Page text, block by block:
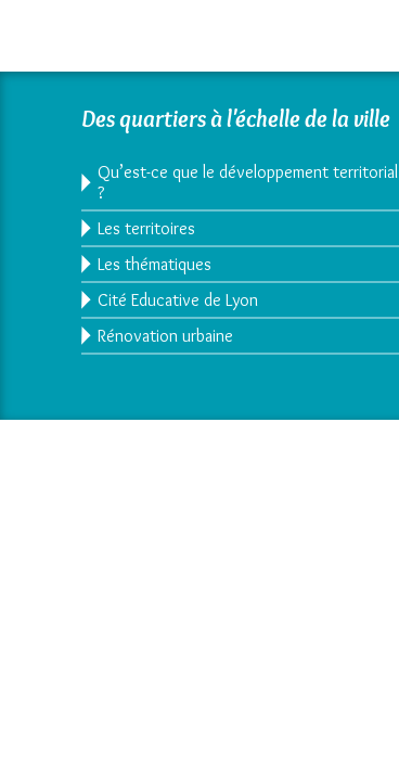
Des quartiers à l'échelle de la ville
Qu’est-ce que le développement territorial
?
Les territoires
Les thématiques
Cité Educative de Lyon
Rénovation urbaine